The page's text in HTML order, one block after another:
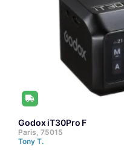
Godox iT30Pro F
Paris, 75015
Tony T.